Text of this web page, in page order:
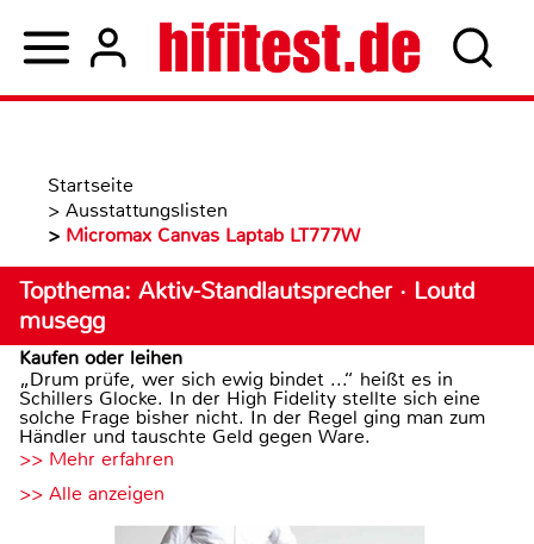
Startseite
> Ausstattungslisten
> Micromax Canvas Laptab LT777W
Topthema: Aktiv-Standlautsprecher · Loutd
musegg
Kaufen oder leihen
„Drum prüfe, wer sich ewig bindet ...“ heißt es in
Schillers Glocke. In der High Fidelity stellte sich eine
solche Frage bisher nicht. In der Regel ging man zum
Händler und tauschte Geld gegen Ware.
>> Mehr erfahren
>> Alle anzeigen